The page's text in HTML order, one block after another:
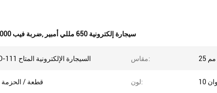
7000 ضربة فيب, سيجارة إلكترونية 650 مللي أمبير
IFD-111 السيجارة الإلكترونية المتاح مقاس:
10 قطعة / الحزمة لون: